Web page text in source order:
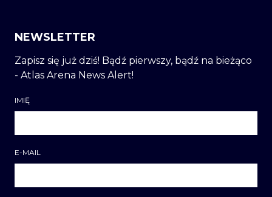
NEWSLETTER
Zapisz się już dziś! Bądź pierwszy, bądź na bieżąco
- Atlas Arena News Alert!
IMIĘ
E-MAIL